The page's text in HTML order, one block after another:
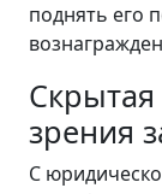
поднять его
Скрытая
зрения
С